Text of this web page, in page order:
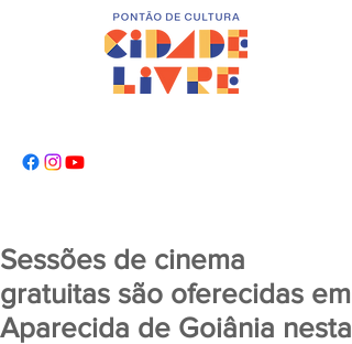
Sessões de cinema
gratuitas são oferecidas em
Aparecida de Goiânia nesta